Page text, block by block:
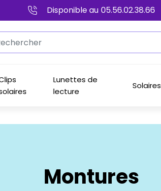
Disponible au 05.56.02.38.66
Lunettes de
lecture
Solaires
Montures